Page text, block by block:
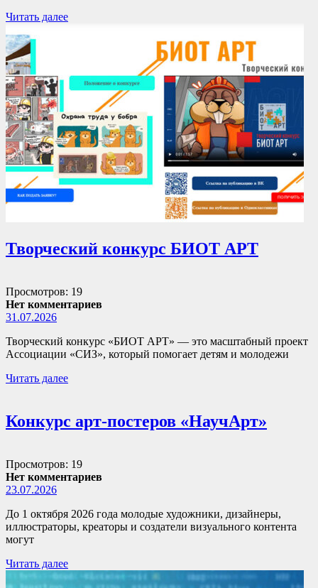
Читать далее
Творческий конкурс БИОТ АРТ
Просмотров: 19
Нет комментариев
31.07.2026
Творческий конкурс «БИОТ АРТ» — это масштабный проект
Ассоциации «СИЗ», который помогает детям и молодежи
Читать далее
Конкурс арт-постеров «НаучАрт»
Просмотров: 19
Нет комментариев
23.07.2026
До 1 октября 2026 года молодые художники, дизайнеры,
иллюстраторы, креаторы и создатели визуального контента
могут
Читать далее